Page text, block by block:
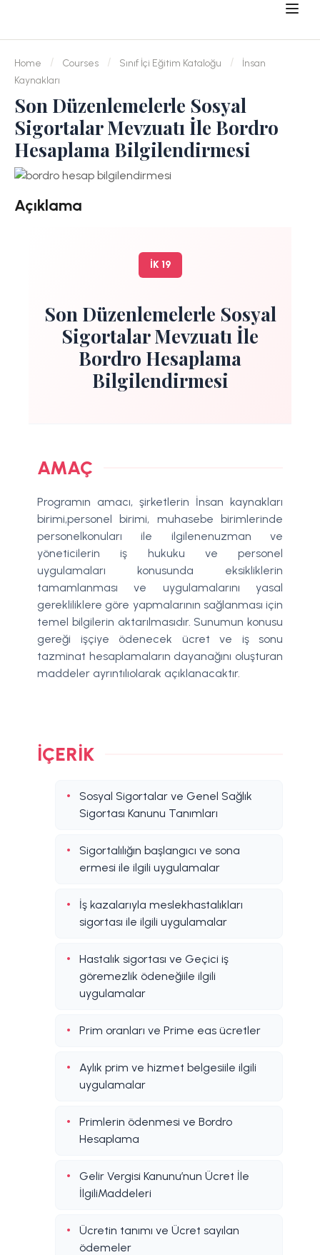
Home Courses Sınıf İçi Eğitim Kataloğu
İnsan
Kaynakları
Son Düzenlemelerle Sosyal
Sigortalar Mevzuatı İle Bordro
Hesaplama Bilgilendirmesi
Açıklama
İK 19
Son Düzenlemelerle Sosyal
Sigortalar Mevzuatı İle
Bordro Hesaplama
Bilgilendirmesi
AMAÇ
Programın amacı, şirketlerin İnsan kaynakları
birimi,personel birimi, muhasebe birimlerinde
personelkonuları ile ilgilenenuzman ve
yöneticilerin iş hukuku ve personel
uygulamaları konusunda eksikliklerin
tamamlanması ve uygulamalarını yasal
gerekliliklere göre yapmalarının sağlanması için
temel bilgilerin aktarılmasıdır. Sunumun konusu
gereği işçiye ödenecek ücret ve iş sonu
tazminat hesaplamaların dayanağını oluşturan
maddeler ayrıntılıolarak açıklanacaktır.
İÇERIK
Sosyal Sigortalar ve Genel Sağlık
Sigortası Kanunu Tanımları
Sigortalılığın başlangıcı ve sona
ermesi ile ilgili uygulamalar
İş kazalarıyla meslekhastalıkları
sigortası ile ilgili uygulamalar
Hastalık sigortası ve Geçici iş
göremezlik ödeneğiile ilgili
uygulamalar
Prim oranları ve Prime eas ücretler
Aylık prim ve hizmet belgesiile ilgili
uygulamalar
Primlerin ödenmesi ve Bordro
Hesaplama
Gelir Vergisi Kanunu’nun Ücret İle
İlgiliMaddeleri
Ücretin tanımı ve Ücret sayılan
ödemeler